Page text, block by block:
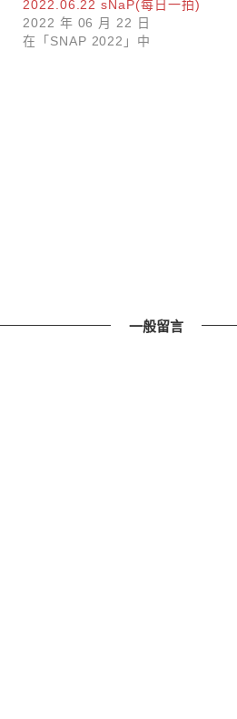
2022.06.22 sNaP(每日一拍)
2022 年 06 月 22 日
在「SNAP 2022」中
一般留言